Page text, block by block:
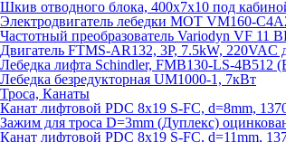
Шкив отводного блока, 400х7х10 под
Электродвигатель лебедки MOT VM160-
Частотный преобразователь Variodyn VF 11
Двигатель FTMS-AR132, 3P, 7.5kW, 220VAC
Лебедка лифта Schindler, FMB130-LS-4B512
Лебедка безредукторная UM1000-1, 7кВт
Троса, Канаты
Канат лифтовой PDC 8x19 S-FC, d=8mm,
Зажим для троса D=3mm (Дуплекс)
Канат лифтовой PDC 8x19 S-FC, d=11mm,